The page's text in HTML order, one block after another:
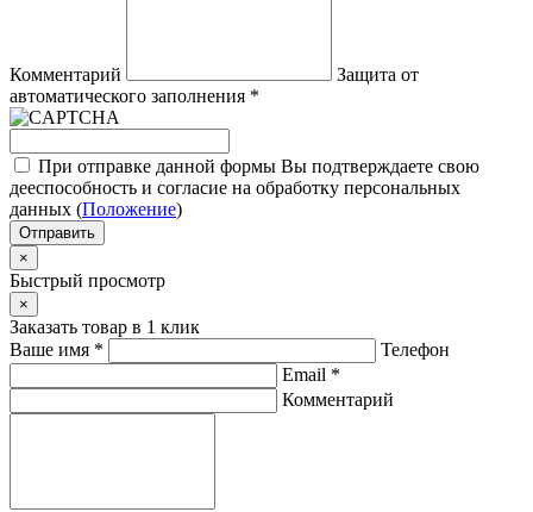
Комментарий
Защита от
автоматического заполнения *
При отправке данной формы Вы подтверждаете свою
дееспособность и согласие на обработку персональных
данных (Положение)
Отправить
×
Быстрый просмотр
×
Заказать товар в 1 клик
Ваше имя *
Телефон
Email *
Комментарий